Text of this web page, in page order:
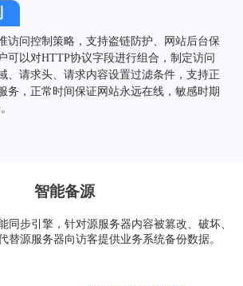
访问控制策略，支持盗链防护、网站后台保
可以对HTTP协议字段进行组合，制定访问
、请求头、请求内容设置过滤条件，支持正
务，正常时间保证网站永远在线，敏感时期
智能备源
同步引擎，针对源服务器内容被篡改、破坏、
替源服务器向访客提供业务系统备份数据。